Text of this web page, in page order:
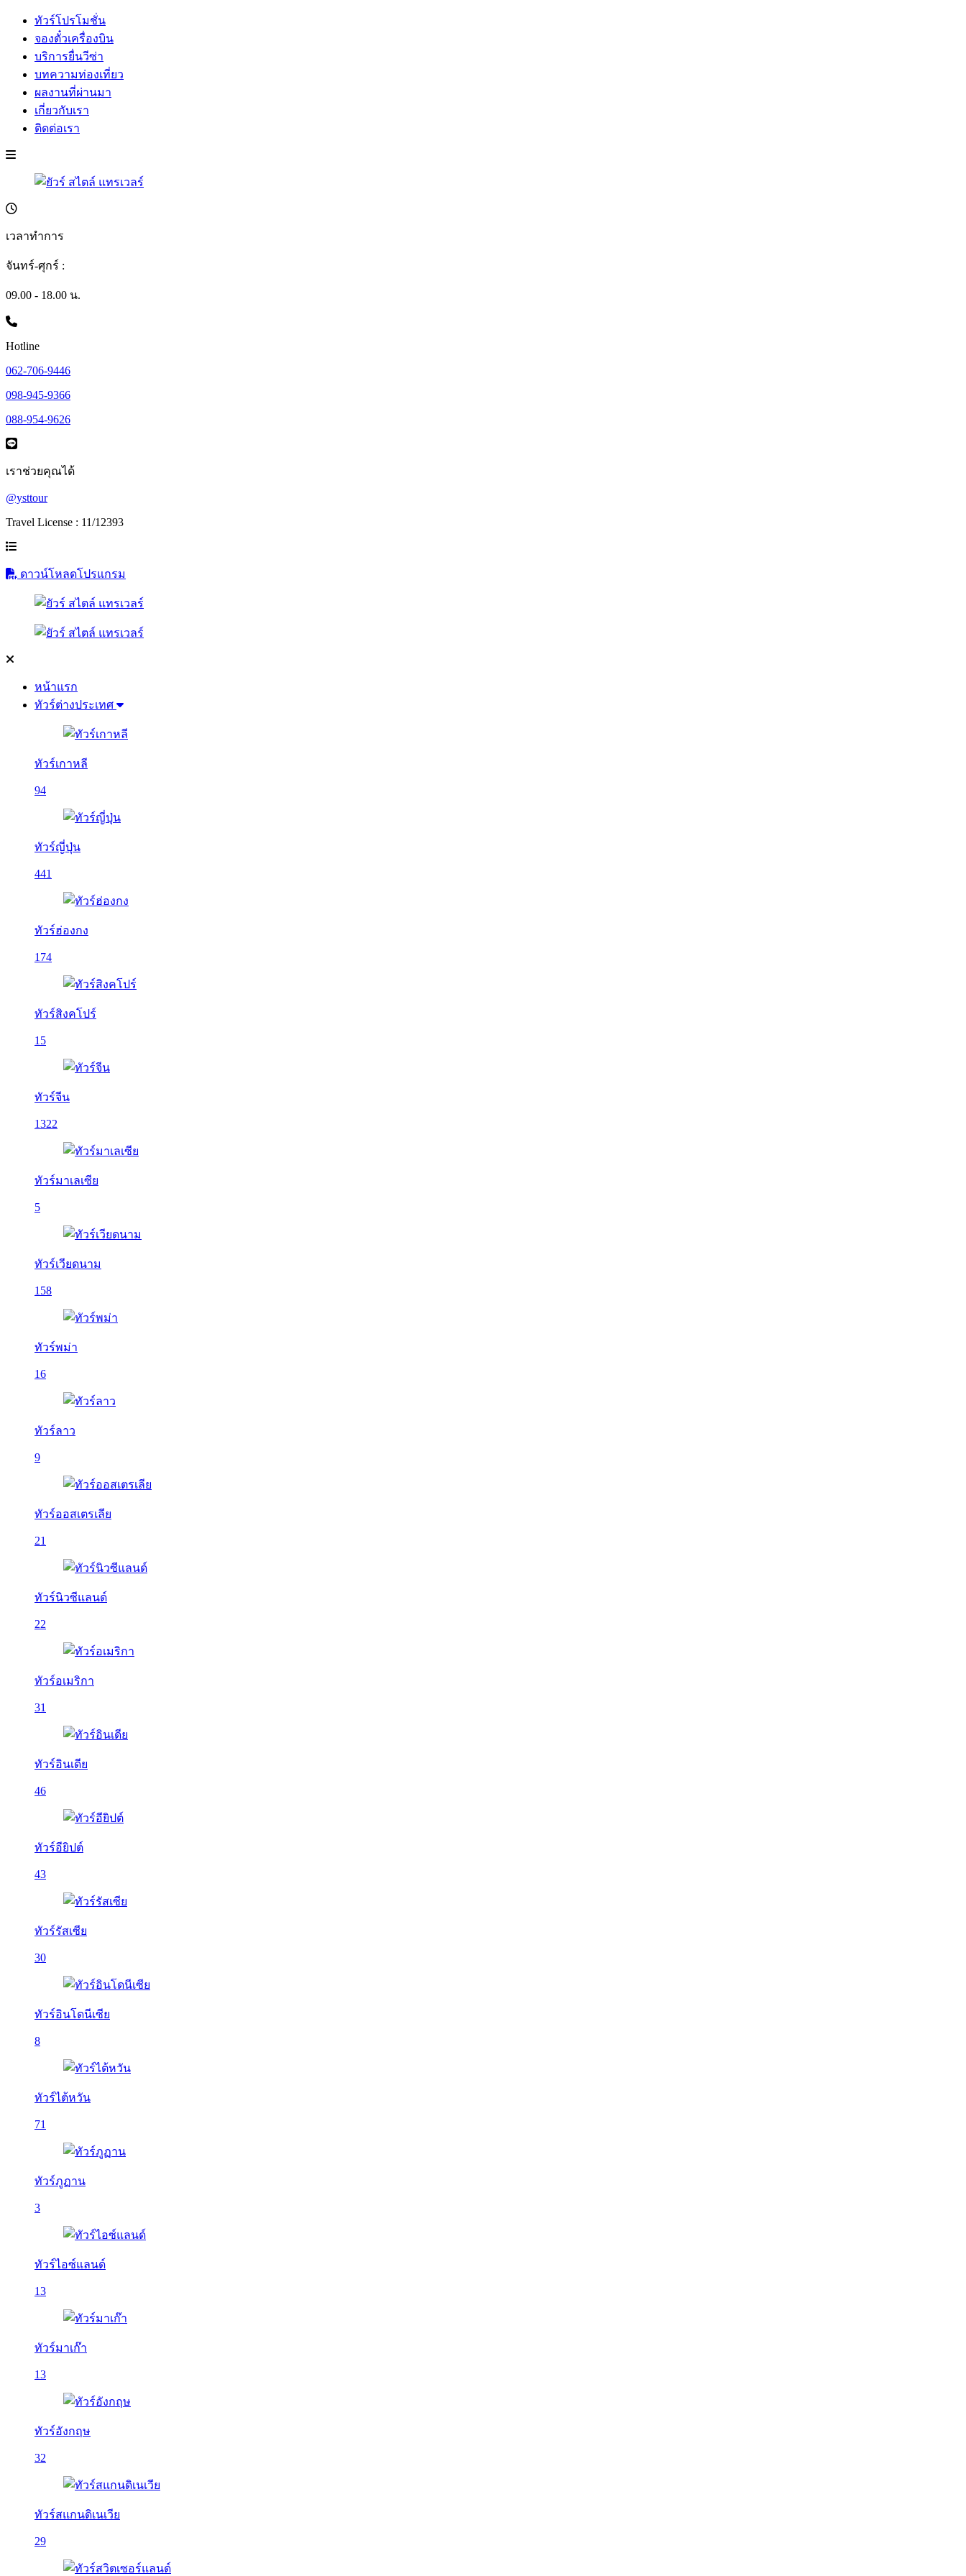
ทัวร์โปรโมชั่น
จองตั๋วเครื่องบิน
บริการยื่นวีซ่า
บทความท่องเที่ยว
ผลงานที่ผ่านมา
เกี่ยวกับเรา
ติดต่อเรา
เวลาทำการ
จันทร์-ศุกร์ :
09.00 - 18.00 น.
Hotline
062-706-9446
098-945-9366
088-954-9626
เราช่วยคุณได้
@ysttour
Travel License : 11/12393
ดาวน์โหลดโปรแกรม
หน้าแรก
ทัวร์ต่างประเทศ
ทัวร์เกาหลี
94
ทัวร์ญี่ปุ่น
441
ทัวร์ฮ่องกง
174
ทัวร์สิงคโปร์
15
ทัวร์จีน
1322
ทัวร์มาเลเซีย
5
ทัวร์เวียดนาม
158
ทัวร์พม่า
16
ทัวร์ลาว
9
ทัวร์ออสเตรเลีย
21
ทัวร์นิวซีแลนด์
22
ทัวร์อเมริกา
31
ทัวร์อินเดีย
46
ทัวร์อียิปต์
43
ทัวร์รัสเซีย
30
ทัวร์อินโดนีเซีย
8
ทัวร์ไต้หวัน
71
ทัวร์ภูฏาน
3
ทัวร์ไอซ์แลนด์
13
ทัวร์มาเก๊า
13
ทัวร์อังกฤษ
32
ทัวร์สแกนดิเนเวีย
29